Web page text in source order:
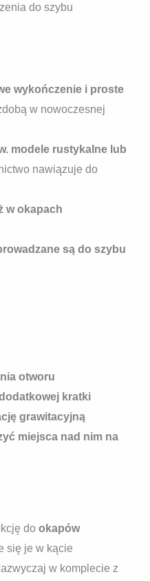
do szybu
wykończenie i proste
w nowoczesnej
modele rustykalne lub
nawiązuje do
w okapach
są do szybu
otworu
kratki
grawitacyjną
miejsca nad nim na
do okapów
się je w kącie
w komplecie z